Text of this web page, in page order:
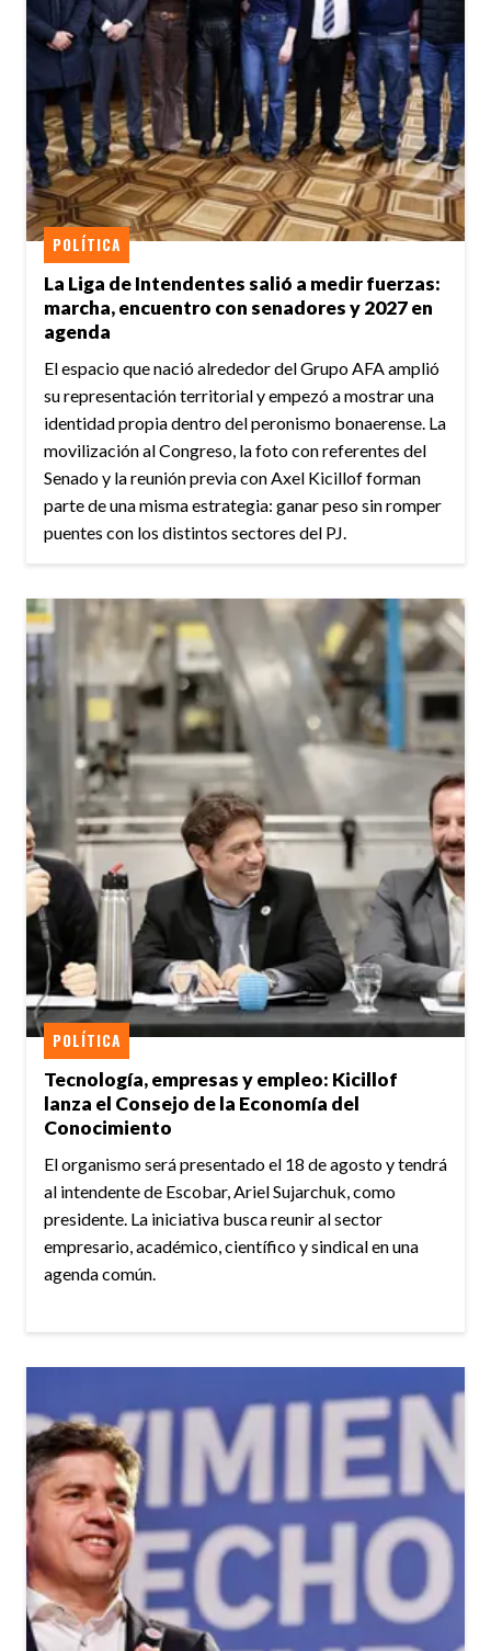
La Liga de Intendentes salió a medir fuerzas:
marcha, encuentro con senadores y 2027 en
agenda
POLÍTICA
El espacio que nació alrededor del Grupo AFA amplió
su representación territorial y empezó a mostrar una
identidad propia dentro del peronismo bonaerense. La
movilización al Congreso, la foto con referentes del
Senado y la reunión previa con Axel Kicillof forman
parte de una misma estrategia: ganar peso sin romper
puentes con los distintos sectores del PJ.
Tecnología, empresas y empleo: Kicillof
lanza el Consejo de la Economía del
Conocimiento
POLÍTICA
El organismo será presentado el 18 de agosto y tendrá
al intendente de Escobar, Ariel Sujarchuk, como
presidente. La iniciativa busca reunir al sector
empresario, académico, científico y sindical en una
agenda común.